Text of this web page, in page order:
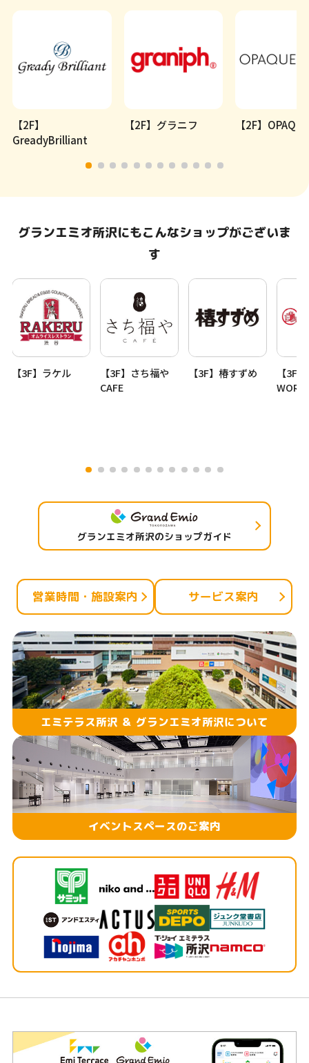
【2F】
GreadyBrilliant
【2F】グラニフ 【2F】
グランエミオ所沢にもこんなショップがございま
す
【3F】ラケル
【3F】さち福や
CAFE
【3F】椿すずめ
【3F
グランエミオ所沢のショップガイド
営業時間・施設案内 サービス案内
エミテラス所沢 ＆ グランエミオ所沢について
イベントスペースのご案内